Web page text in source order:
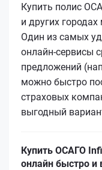
Купить полис
и других
Один из самых
онлайн-сервисы
предложений
можно быстро
страховых
выгодный
Купить ОСАГО
онлайн быстро и